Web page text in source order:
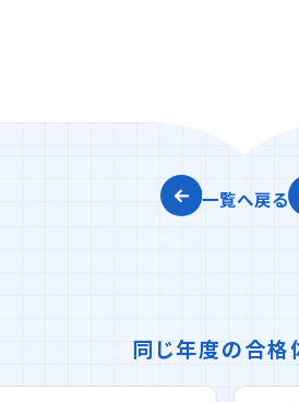
一覧へ戻る
同じ年度の合格